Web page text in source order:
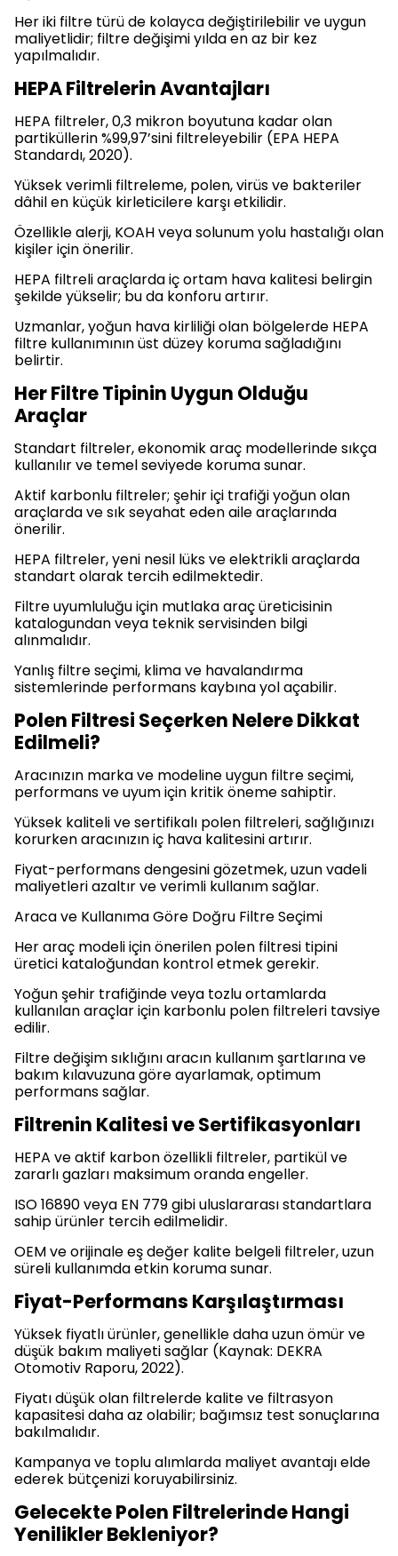
Her iki filtre türü de kolayca değiştirilebilir ve uygun
maliyetlidir; filtre değişimi yılda en az bir kez
yapılmalıdır.
HEPA Filtrelerin Avantajları
HEPA filtreler, 0,3 mikron boyutuna kadar olan
partiküllerin %99,97’sini filtreleyebilir (EPA HEPA
Standardı, 2020).
Yüksek verimli filtreleme, polen, virüs ve bakteriler
dâhil en küçük kirleticilere karşı etkilidir.
Özellikle alerji, KOAH veya solunum yolu hastalığı olan
kişiler için önerilir.
HEPA filtreli araçlarda iç ortam hava kalitesi belirgin
şekilde yükselir; bu da konforu artırır.
Uzmanlar, yoğun hava kirliliği olan bölgelerde HEPA
filtre kullanımının üst düzey koruma sağladığını
belirtir.
Her Filtre Tipinin Uygun Olduğu
Araçlar
Standart filtreler, ekonomik araç modellerinde sıkça
kullanılır ve temel seviyede koruma sunar.
Aktif karbonlu filtreler; şehir içi trafiği yoğun olan
araçlarda ve sık seyahat eden aile araçlarında
önerilir.
HEPA filtreler, yeni nesil lüks ve elektrikli araçlarda
standart olarak tercih edilmektedir.
Filtre uyumluluğu için mutlaka araç üreticisinin
katalogundan veya teknik servisinden bilgi
alınmalıdır.
Yanlış filtre seçimi, klima ve havalandırma
sistemlerinde performans kaybına yol açabilir.
Polen Filtresi Seçerken Nelere Dikkat
Edilmeli?
Aracınızın marka ve modeline uygun filtre seçimi,
performans ve uyum için kritik öneme sahiptir.
Yüksek kaliteli ve sertifikalı polen filtreleri, sağlığınızı
korurken aracınızın iç hava kalitesini artırır.
Fiyat-performans dengesini gözetmek, uzun vadeli
maliyetleri azaltır ve verimli kullanım sağlar.
Araca ve Kullanıma Göre Doğru Filtre Seçimi
Her araç modeli için önerilen polen filtresi tipini
üretici kataloğundan kontrol etmek gerekir.
Yoğun şehir trafiğinde veya tozlu ortamlarda
kullanılan araçlar için karbonlu polen filtreleri tavsiye
edilir.
Filtre değişim sıklığını aracın kullanım şartlarına ve
bakım kılavuzuna göre ayarlamak, optimum
performans sağlar.
Filtrenin Kalitesi ve Sertifikasyonları
HEPA ve aktif karbon özellikli filtreler, partikül ve
zararlı gazları maksimum oranda engeller.
ISO 16890 veya EN 779 gibi uluslararası standartlara
sahip ürünler tercih edilmelidir.
OEM ve orijinale eş değer kalite belgeli filtreler, uzun
süreli kullanımda etkin koruma sunar.
Fiyat-Performans Karşılaştırması
Yüksek fiyatlı ürünler, genellikle daha uzun ömür ve
düşük bakım maliyeti sağlar (Kaynak: DEKRA
Otomotiv Raporu, 2022).
Fiyatı düşük olan filtrelerde kalite ve filtrasyon
kapasitesi daha az olabilir; bağımsız test sonuçlarına
bakılmalıdır.
Kampanya ve toplu alımlarda maliyet avantajı elde
ederek bütçenizi koruyabilirsiniz.
Gelecekte Polen Filtrelerinde Hangi
Yenilikler Bekleniyor?